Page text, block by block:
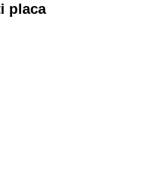
placa